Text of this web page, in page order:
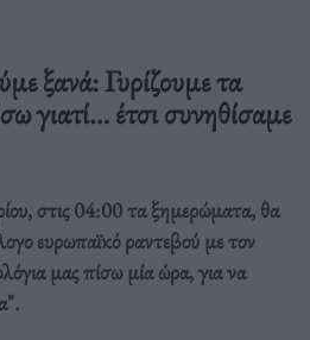
ξανά: Γυρίζουμε τα
γιατί… έτσι συνηθίσαμε
στις 04:00 τα ξημερώματα, θα
ευρωπαϊκό ραντεβού με τον
μας πίσω μία ώρα, για να